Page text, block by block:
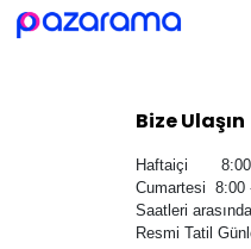
Bize Ulaşın
Haftaiçi 8:00
Cumartesi 8:00
Saatleri
Resmi Tatil